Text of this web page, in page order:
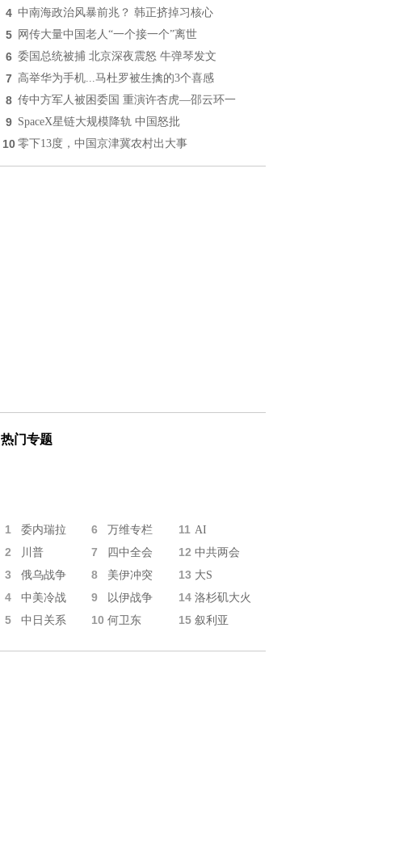
4 中南海政治风暴前兆？ 韩正挤掉习核心
5 网传大量中国老人“一个接一个”离世
6 委国总统被捕 北京深夜震怒 牛弹琴发文
7 高举华为手机...马杜罗被生擒的3个喜感
8 传中方军人被困委国 重演许杏虎—邵云环一
9 SpaceX星链大规模降轨 中国怒批
10 零下13度，中国京津冀农村出大事
热门专题
1 委内瑞拉 6 万维专栏 11 AI
2 川普 7 四中全会 12 中共两会
3 俄乌战争 8 美伊冲突 13 大S
4 中美冷战 9 以伊战争 14 洛杉矶大火
5 中日关系 10 何卫东 15 叙利亚